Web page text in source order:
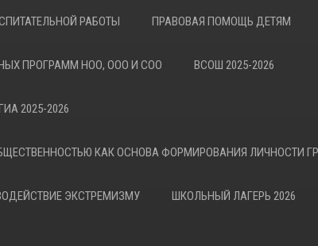
РАБОТЫ ПРАВОВАЯ ПОМОЩЬ ДЕТЯМ
ПРОГРАММ НОО, ООО И СОО ВСОШ 2025-2026
2025-2026
КАК ОСНОВА ФОРМИРОВАНИЯ ЛИЧНОСТИ
ЭКСТРЕМИЗМУ ШКОЛЬНЫЙ ЛАГЕРЬ 2026